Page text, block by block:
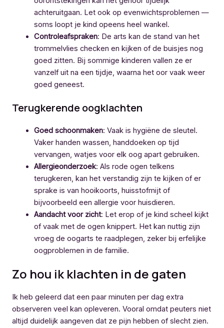
achteruitgaan. Let ook op evenwichtsproblemen —
soms loopt je kind opeens heel wankel.
Controleafspraken: De arts kan de stand van het
trommelvlies checken en kijken of de buisjes nog
goed zitten. Bij sommige kinderen vallen ze er
vanzelf uit na een tijdje, waarna het oor vaak weer
goed geneest.
Terugkerende oogklachten
Goed schoonmaken: Vaak is hygiëne de sleutel.
Vaker handen wassen, handdoeken op tijd
vervangen, watjes voor elk oog apart gebruiken.
Allergieonderzoek: Als rode ogen telkens
terugkeren, kan het verstandig zijn te kijken of er
sprake is van hooikoorts, huisstofmijt of
bijvoorbeeld een allergie voor huisdieren.
Aandacht voor zicht: Let erop of je kind scheel kijkt
of vaak met de ogen knippert. Het kan nuttig zijn
vroeg de oogarts te raadplegen, zeker bij erfelijke
oogproblemen in de familie.
Zo hou ik klachten in de gaten
Ik heb geleerd dat een paar minuten per dag extra
observeren veel kan opleveren. Vooral omdat peuters niet
altijd duidelijk aangeven dat ze pijn hebben of slecht zien.